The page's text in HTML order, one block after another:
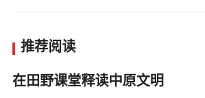
推荐阅读
在田野课堂释读中原文明